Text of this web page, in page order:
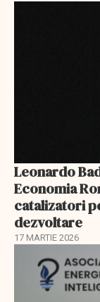
Leonardo
Economia
catalizatori
dezvoltare
17 MARTIE 2026